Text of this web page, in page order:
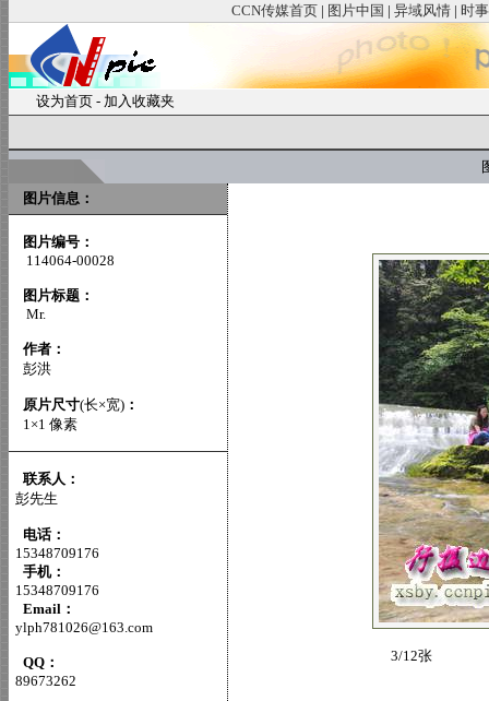
CCN传媒首页 | 图片中国 | 异域风情 | 时
设为首页 - 加入收藏夹
图片信息：
图片编号：
114064-00028
图片标题：
Mr.
作者：
彭洪
原片尺寸(长×宽) ：
1×1 像素
联系人：
彭先生
电话：
15348709176
手机：
15348709176
Email：
ylph781026@163.com
QQ：
89673262
3/12张